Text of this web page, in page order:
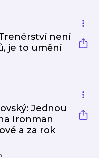
není
je to umění
Jednou
Ironman
a za rok